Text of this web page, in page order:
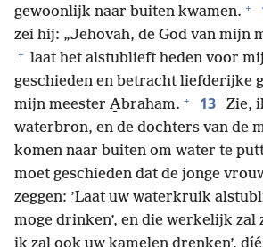
gewoonlijk naar buiten kwamen. +
zei hij: „Jehovah, de God van mijn
+ laat het alstublieft heden voor
geschieden en betracht liefderijke
mijn meester A̱braham. + 13
Zie,
waterbron, en de dochters van de
komen naar buiten om water te
moet geschieden dat de jonge
zeggen: ’Laat uw waterkruik
moge drinken’, en die werkelijk zal